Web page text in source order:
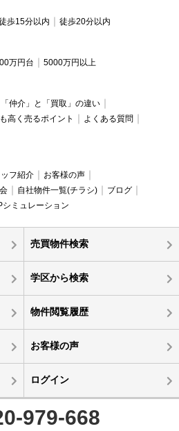
歩15分以内 徒歩20分以内
万円台 5000万円以上
「仲介」と「買取」の違い
高く売るポイント
よくある質問
フ紹介
お客様の声
自社物件一覧(チラシ)
ブログ
シミュレーション
売買物件検索
学区から検索
物件閲覧履歴
お客様の声
ログイン
979-668